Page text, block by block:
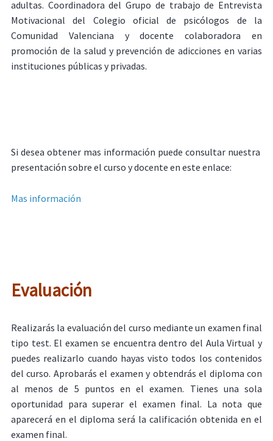
adultas. Coordinadora del Grupo de trabajo de Entrevista
Motivacional del Colegio oficial de psicólogos de la
Comunidad Valenciana y docente colaboradora en
promoción de la salud y prevención de adicciones en varias
instituciones públicas y privadas.
Si desea obtener mas información puede consultar nuestra
presentación sobre el curso y docente en este enlace:
Mas información
Evaluación
Realizarás la evaluación del curso mediante un examen final
tipo test. El examen se encuentra dentro del Aula Virtual y
puedes realizarlo cuando hayas visto todos los contenidos
del curso. Aprobarás el examen y obtendrás el diploma con
al menos de 5 puntos en el examen. Tienes una sola
oportunidad para superar el examen final. La nota que
aparecerá en el diploma será la calificación obtenida en el
examen final.